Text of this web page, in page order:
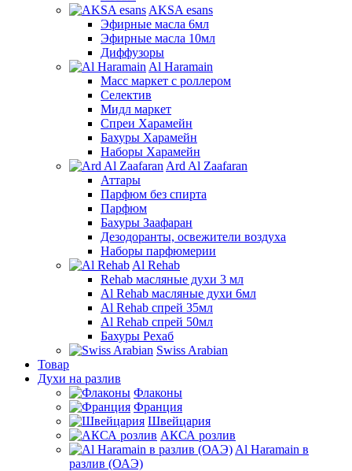
AKSA esans
Эфирные масла 6мл
Эфирные масла 10мл
Диффузоры
Al Haramain
Масс маркет с роллером
Селектив
Мидл маркет
Спреи Харамейн
Бахуры Харамейн
Наборы Харамейн
Ard Al Zaafaran
Аттары
Парфюм без спирта
Парфюм
Бахуры Заафаран
Дезодоранты, освежители воздуха
Наборы парфюмерии
Al Rehab
Rehab масляные духи 3 мл
Al Rehab масляные духи 6мл
Al Rehab спрей 35мл
Al Rehab спрей 50мл
Бахуры Рехаб
Swiss Arabian
Товар
Духи на разлив
Флаконы
Франция
Швейцария
АКСА розлив
Al Haramain в
разлив (ОАЭ)